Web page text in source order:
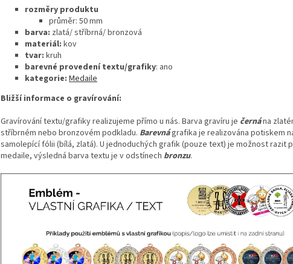
rozměry produktu
průměr: 50 mm
barva: zlatá/ stříbrná/ bronzová
materiál: kov
tvar: kruh
barevné provedení textu/grafiky: ano
kategorie: Medaile
Bližší informace o gravírování:
Gravírování textu/grafiky realizujeme přímo u nás. Barva gravíru je černána
stříbrném nebo bronzovém podkladu. Barevnágrafika je realizována potiskem
samolepící fólii (bílá, zlatá). U jednoduchých grafik (pouze text) je možnost razit
medaile, výsledná barva textu je v odstínech bronzu.